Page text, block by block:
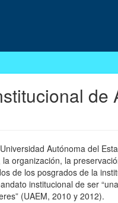
de
Autónoma del
organización, la
de los posgrados de la
institucional de ser
(UAEM, 2010 y 2012).